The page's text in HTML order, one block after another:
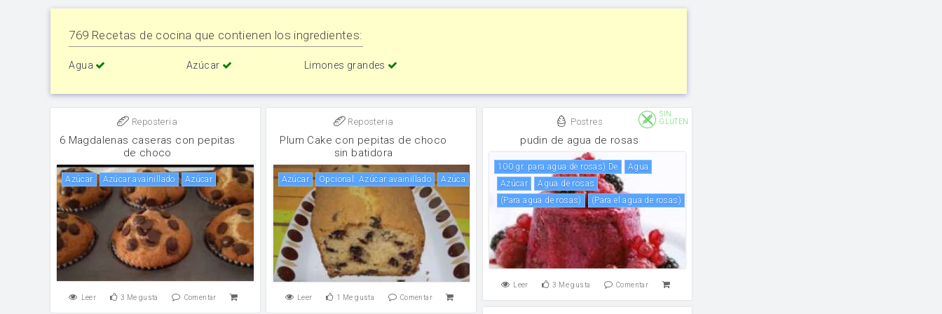
769 Recetas de cocina que contienen los ingredientes:
Agua Azúcar Limones grandes
Reposteria
6 Magdalenas caseras con pepitas
de choco
Azúcar Azúcar avainillado Azúcar
Leer 3 Me gusta Comentar
Reposteria
Plum Cake con pepitas de choco
sin batidora
Azúcar Opcional: Azúcar avainillado Azúca
Leer 1 Me gusta Comentar
Postres
SIN
GLUTEN
pudin de agua de rosas
100 gr. para agua de rosas) De
agua
Azúcar
agua de rosas
(para agua de rosas)
(para el agua de rosas)
Leer 3 Me gusta Comentar